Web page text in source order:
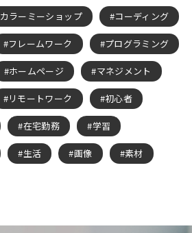
カラーミーショップ コーディング
フレームワーク プログラミング
ホームページ マネジメント
リモートワーク 初心者
在宅勤務 学習
生活 画像 素材